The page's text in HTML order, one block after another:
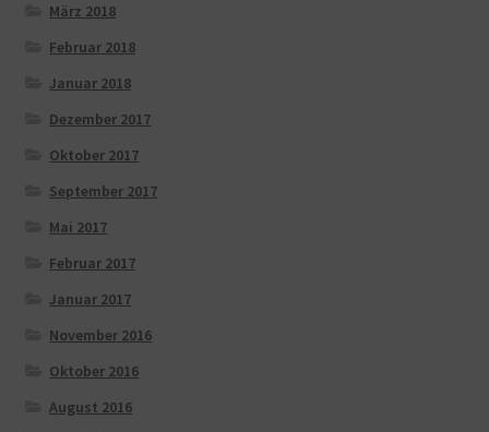
März 2018
Februar 2018
Januar 2018
Dezember 2017
Oktober 2017
September 2017
Mai 2017
Februar 2017
Januar 2017
November 2016
Oktober 2016
August 2016